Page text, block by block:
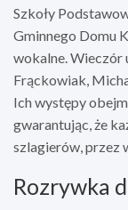
Szkoły
Gminnego Domu
wokalne. Wieczór
Frąckowiak,
Ich występy
gwarantując, że
szlagierów, przez
Rozrywka